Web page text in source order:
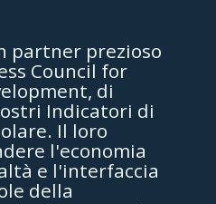
partner prezioso
Council for
di
Indicatori di
Il loro
l'economia
e l'interfaccia
della